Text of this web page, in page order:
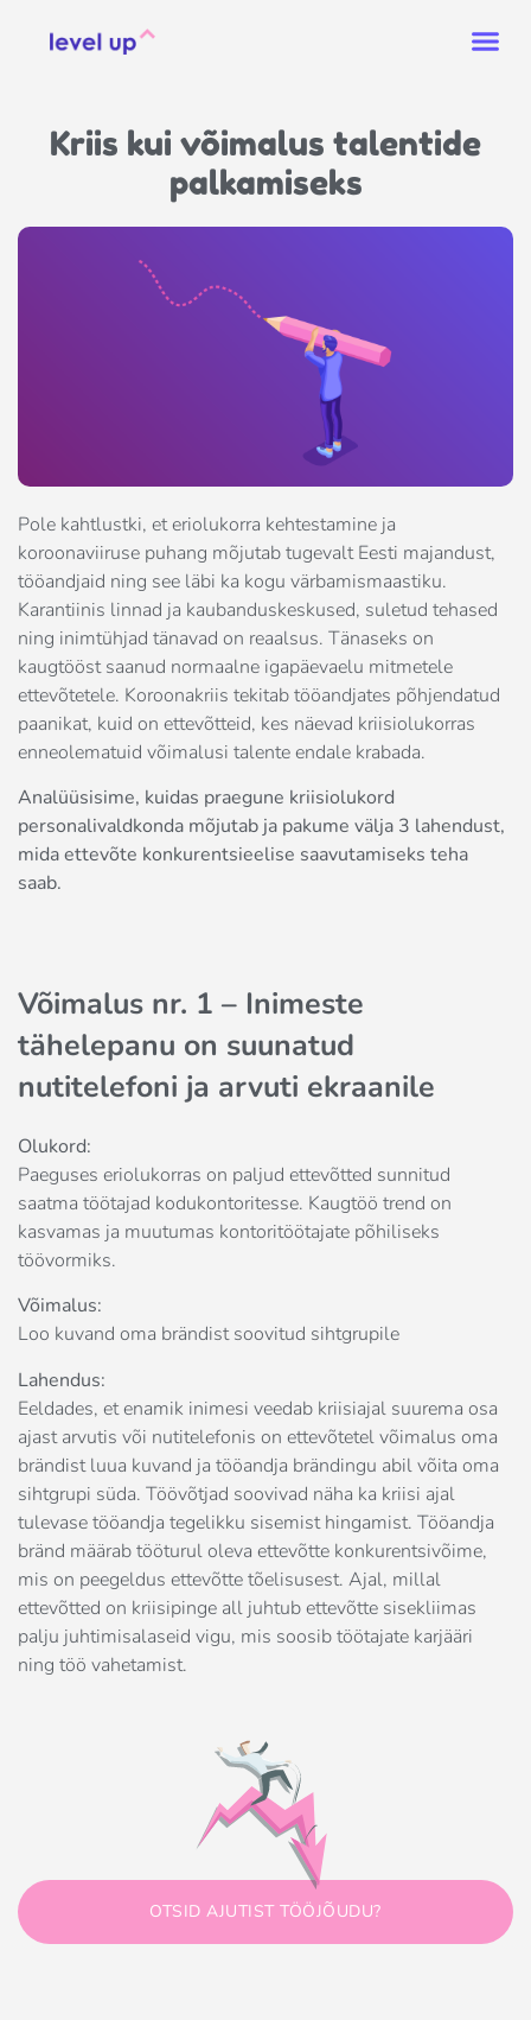
Kriis kui võimalus talentide
palkamiseks
Pole kahtlustki, et eriolukorra kehtestamine ja
koroonaviiruse puhang mõjutab tugevalt Eesti majandust,
tööandjaid ning see läbi ka kogu värbamismaastiku.
Karantiinis linnad ja kaubanduskeskused, suletud tehased
ning inimtühjad tänavad on reaalsus. Tänaseks on
kaugtööst saanud normaalne igapäevaelu mitmetele
ettevõtetele. Koroonakriis tekitab tööandjates põhjendatud
paanikat, kuid on ettevõtteid, kes näevad kriisiolukorras
enneolematuid võimalusi talente endale krabada.
Analüüsisime, kuidas praegune kriisiolukord
personalivaldkonda mõjutab ja pakume välja 3 lahendust,
mida ettevõte konkurentsieelise saavutamiseks teha
saab.
Võimalus nr. 1 – Inimeste
tähelepanu on suunatud
nutitelefoni ja arvuti ekraanile
Olukord:
Paeguses eriolukorras on paljud ettevõtted sunnitud
saatma töötajad kodukontoritesse. Kaugtöö trend on
kasvamas ja muutumas kontoritöötajate põhiliseks
töövormiks.
Võimalus:
Loo kuvand oma brändist soovitud sihtgrupile
Lahendus:
Eeldades, et enamik inimesi veedab kriisiajal suurema osa
ajast arvutis või nutitelefonis on ettevõtetel võimalus oma
brändist luua kuvand ja tööandja brändingu abil võita oma
sihtgrupi süda. Töövõtjad soovivad näha ka kriisi ajal
tulevase tööandja tegelikku sisemist hingamist. Tööandja
bränd määrab tööturul oleva ettevõtte konkurentsivõime,
mis on peegeldus ettevõtte tõelisusest. Ajal, millal
ettevõtted on kriisipinge all juhtub ettevõtte sisekliimas
palju juhtimisalaseid vigu, mis soosib töötajate karjääri
ning töö vahetamist.
OTSID AJUTIST TÖÖJÕUDU?